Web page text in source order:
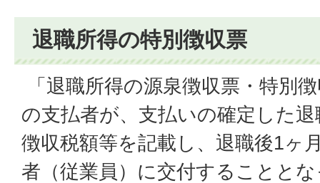
退職所得の特別徴収票
「退職所得の源泉徴収票・特別
の支払者が、支払いの確定した
徴収税額等を記載し、退職後1ヶ
者（従業員）に交付することと